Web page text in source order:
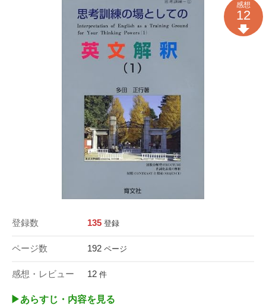
登録数 135 登録
ページ数 192 ページ
感想・レビュー 12 件
感想
12
▶︎あらすじ・内容を見る